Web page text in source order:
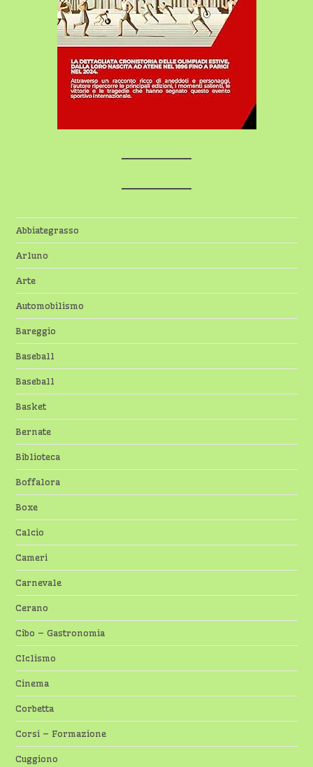
Abbiategrasso
Arluno
Arte
Automobilismo
Bareggio
Baseball
Baseball
Basket
Bernate
Biblioteca
Boffalora
Boxe
Calcio
Cameri
Carnevale
Cerano
Cibo – Gastronomia
CIclismo
Cinema
Corbetta
Corsi – Formazione
Cuggiono